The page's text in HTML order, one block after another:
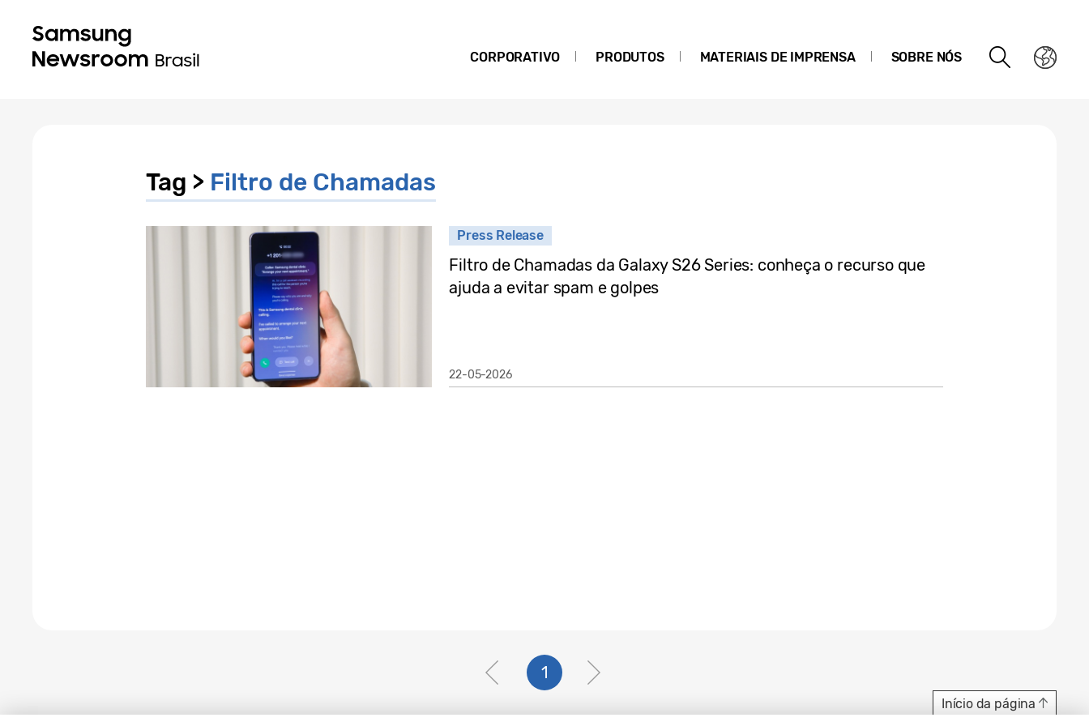
CORPORATIVO PRODUTOS MATERIAIS DE IMPRENSA SOBRE NÓS
Tag > Filtro de Chamadas
Press Release
Filtro de Chamadas da Galaxy S26 Series: conheça o recurso que
ajuda a evitar spam e golpes
22-05-2026
1
Início da página